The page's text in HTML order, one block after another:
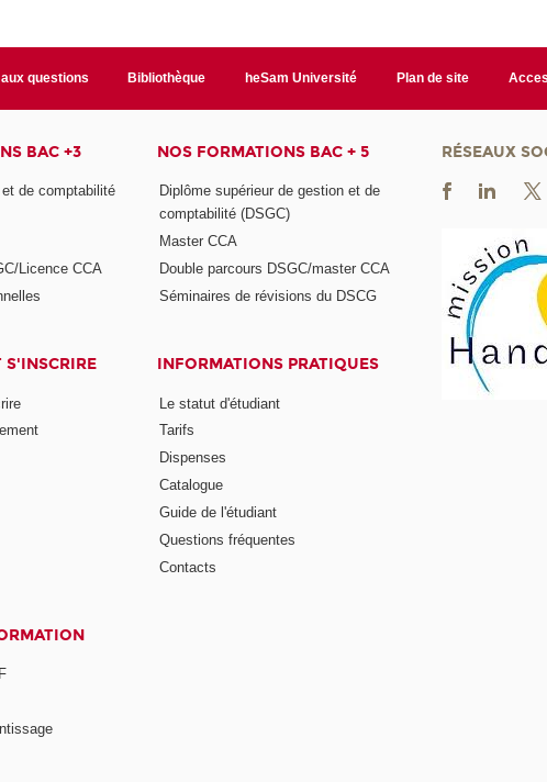
aux questions Bibliothèque heSam Université Plan de site
BAC +3
de comptabilité
Licence CCA
NOS FORMATIONS BAC + 5
Diplôme supérieur de gestion et de
comptabilité (DSGC)
Master CCA
Double parcours DSGC/master CCA
Séminaires de révisions du DSCG
S'INSCRIRE INFORMATIONS PRATIQUES
Le statut d'étudiant
Tarifs
Dispenses
Catalogue
Guide de l'étudiant
Questions fréquentes
Contacts
RÉSEAUX